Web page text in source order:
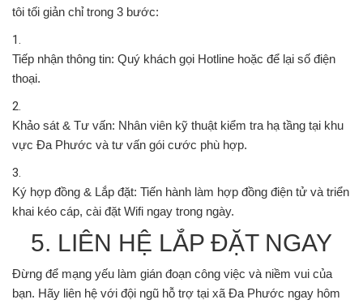
tôi tối giản chỉ trong 3 bước:
Tiếp nhận thông tin: Quý khách gọi Hotline hoặc để lại số điện
thoại.
Khảo sát & Tư vấn: Nhân viên kỹ thuật kiểm tra hạ tầng tại khu
vực Đa Phước và tư vấn gói cước phù hợp.
Ký hợp đồng & Lắp đặt: Tiến hành làm hợp đồng điện tử và triển
khai kéo cáp, cài đặt Wifi ngay trong ngày.
5. LIÊN HỆ LẮP ĐẶT NGAY
Đừng để mạng yếu làm gián đoạn công việc và niềm vui của
bạn. Hãy liên hệ với đội ngũ hỗ trợ tại xã Đa Phước ngay hôm